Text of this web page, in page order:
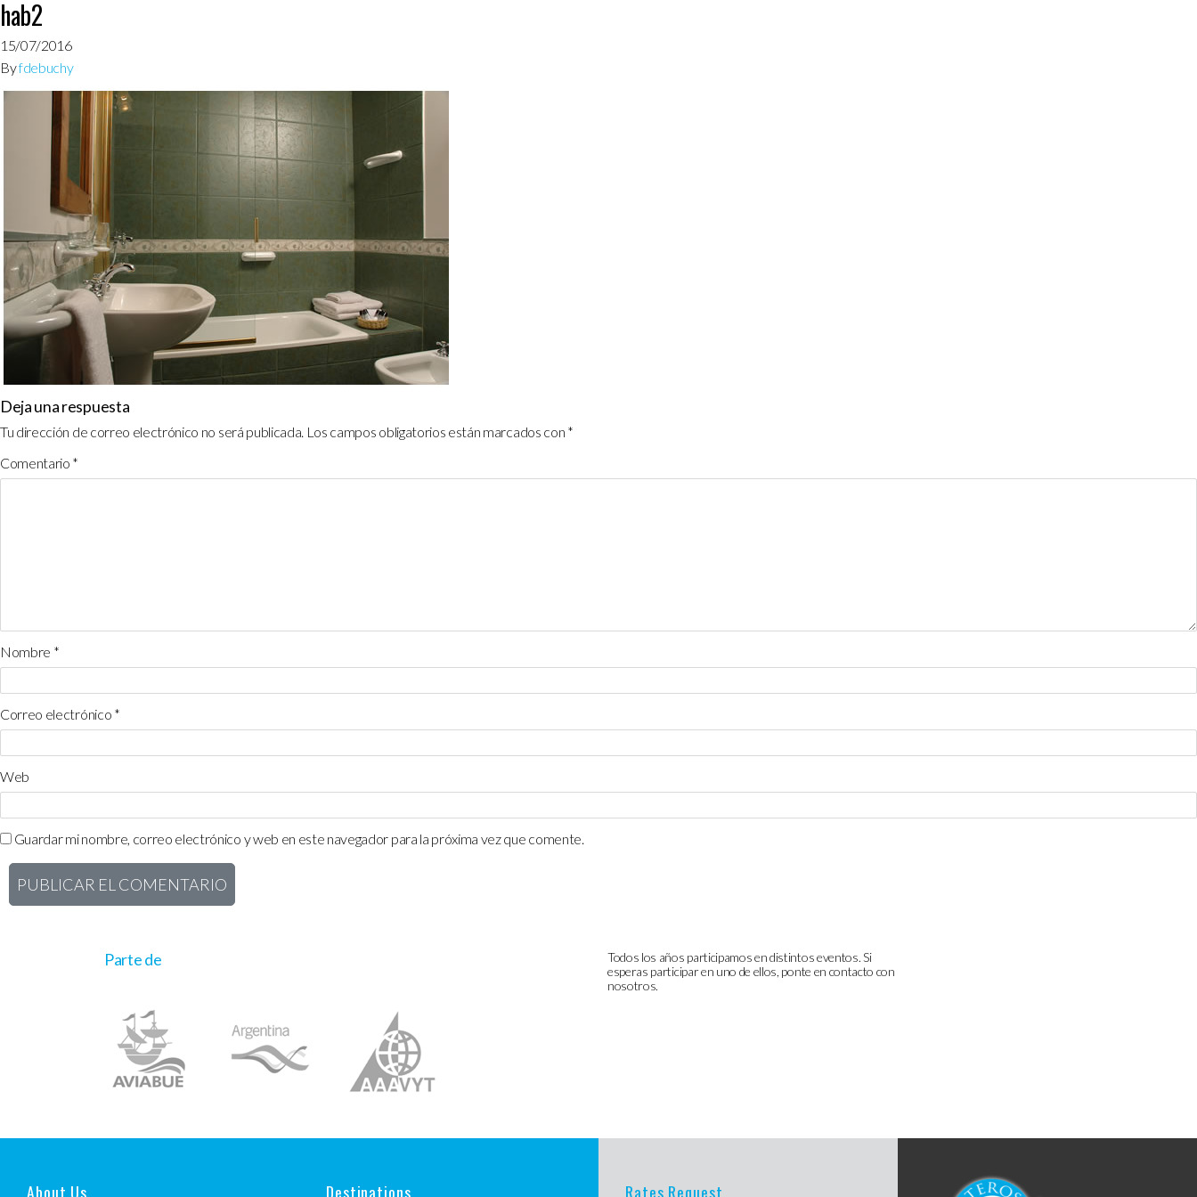
hab2
15/07/2016
Byfdebuchy
Deja una respuesta
Tu dirección de correo electrónico no será publicada. Los campos obligatorios están marcados con *
Comentario *
Nombre *
Correo electrónico *
Web
Guardar mi nombre, correo electrónico y web en este navegador para la próxima vez que comente.
Parte de
Todos los años participamos en distintos eventos. Si
esperas participar en uno de ellos, ponte en contacto con
nosotros.
About Us Destinations Rates Request